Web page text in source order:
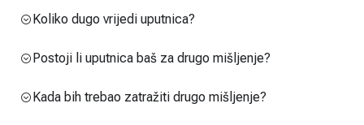
Koliko dugo vrijedi uputnica?
Postoji li uputnica baš za drugo mišljenje?
Kada bih trebao zatražiti drugo mišljenje?